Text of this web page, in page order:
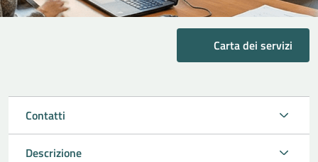
Carta dei servizi
Contatti
Descrizione